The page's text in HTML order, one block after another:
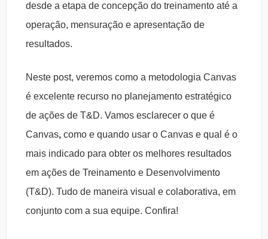
desde a etapa de concepção do treinamento até a
operação, mensuração e apresentação de
resultados.
Neste post, veremos como a metodologia Canvas
é excelente recurso no planejamento estratégico
de ações de T&D. Vamos esclarecer o que é
Canvas, como e quando usar o Canvas e qual é o
mais indicado para obter os melhores resultados
em ações de Treinamento e Desenvolvimento
(T&D). Tudo de maneira visual e colaborativa, em
conjunto com a sua equipe. Confira!